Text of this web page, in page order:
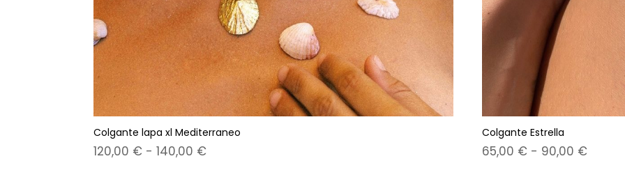
Colgante lapa xl Mediterraneo
120,00 € - 140,00 €Rango
Colgante Estrella
65,00 € - 90,00 €Rango